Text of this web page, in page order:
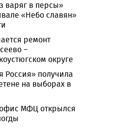
варяг в персы»
«Небо славян»
ремонт
–
округе
Россия» получила
на выборах в
МФЦ открылся